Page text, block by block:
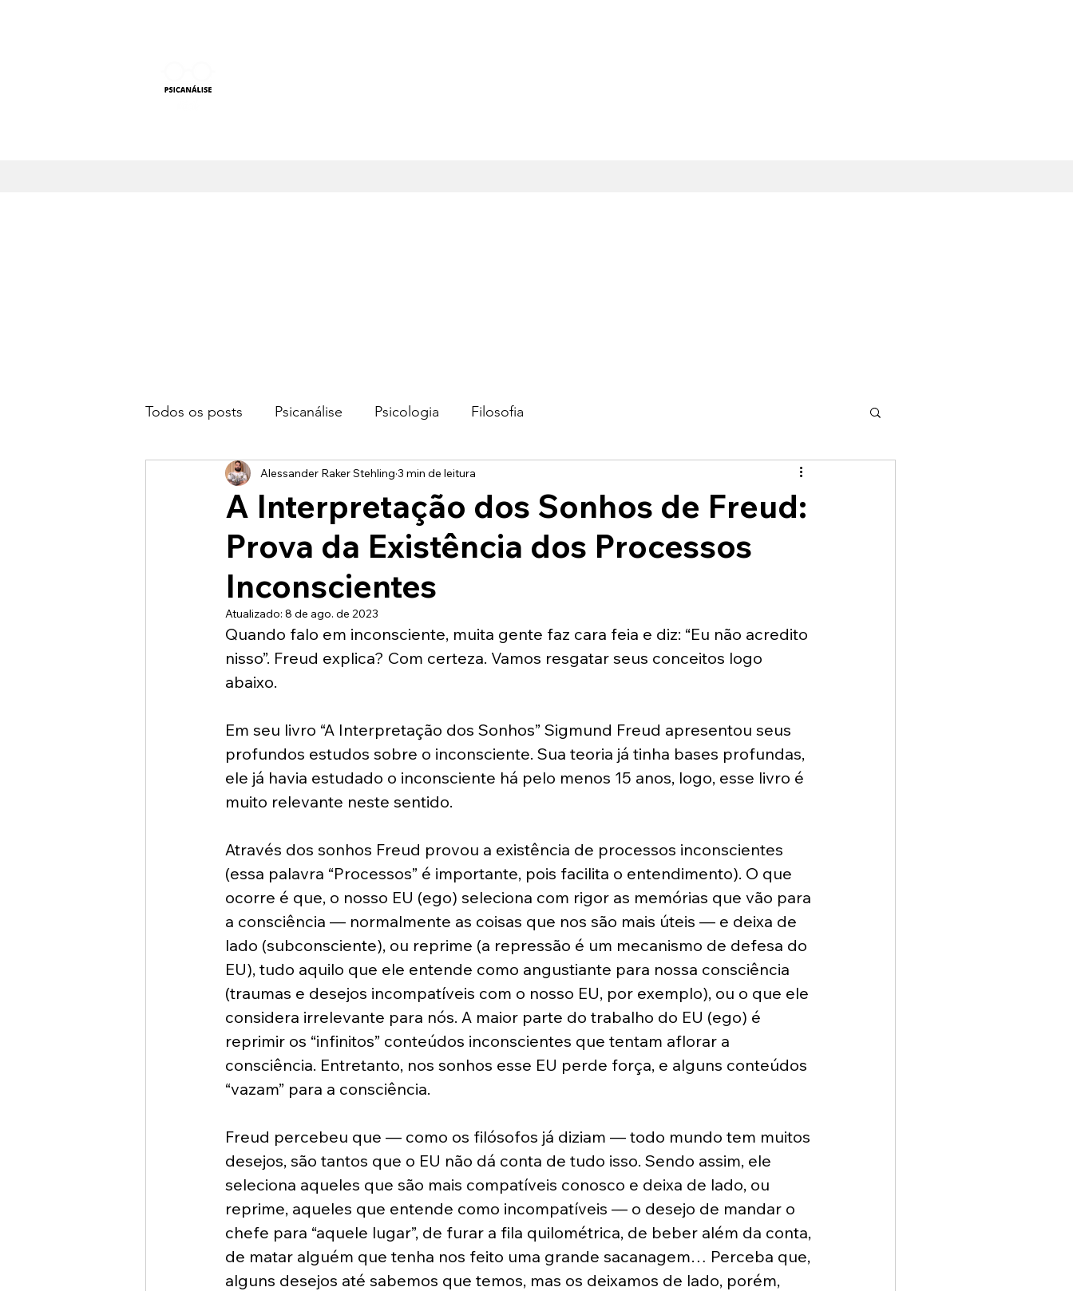
Todos os posts Psicanálise Psicologia Filosofia
A Interpretação dos Sonhos de Freud:
Prova da Existência dos Processos
Inconscientes
Alessander Raker Stehling 3 min de leitura
Atualizado: 8 de ago. de 2023
Quando falo em inconsciente, muita gente faz cara feia e diz: “Eu não acredito
nisso”. Freud explica? Com certeza. Vamos resgatar seus conceitos logo
abaixo.
Em seu livro “A Interpretação dos Sonhos” Sigmund Freud apresentou seus
profundos estudos sobre o inconsciente. Sua teoria já tinha bases profundas,
ele já havia estudado o inconsciente há pelo menos 15 anos, logo, esse livro é
muito relevante neste sentido.
Através dos sonhos Freud provou a existência de processos inconscientes
(essa palavra “Processos” é importante, pois facilita o entendimento). O que
ocorre é que, o nosso EU (ego) seleciona com rigor as memórias que vão para
a consciência — normalmente as coisas que nos são mais úteis — e deixa de
lado (subconsciente), ou reprime (a repressão é um mecanismo de defesa do
EU), tudo aquilo que ele entende como angustiante para nossa consciência
(traumas e desejos incompatíveis com o nosso EU, por exemplo), ou o que ele
considera irrelevante para nós. A maior parte do trabalho do EU (ego) é
reprimir os “infinitos” conteúdos inconscientes que tentam aflorar a
consciência. Entretanto, nos sonhos esse EU perde força, e alguns conteúdos
“vazam” para a consciência.
Freud percebeu que — como os filósofos já diziam — todo mundo tem muitos
desejos, são tantos que o EU não dá conta de tudo isso. Sendo assim, ele
seleciona aqueles que são mais compatíveis conosco e deixa de lado, ou
reprime, aqueles que entende como incompatíveis — o desejo de mandar o
chefe para “aquele lugar”, de furar a fila quilométrica, de beber além da conta,
de matar alguém que tenha nos feito uma grande sacanagem… Perceba que,
alguns desejos até sabemos que temos, mas os deixamos de lado, porém,